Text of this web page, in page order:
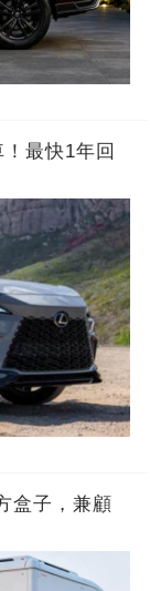
最快1年回
盒子，兼顧